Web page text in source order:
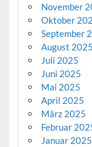
November
Oktober
September
August 2025
Juli 2025
Juni 2025
Mai 2025
April 2025
März 2025
Februar
Januar 2025